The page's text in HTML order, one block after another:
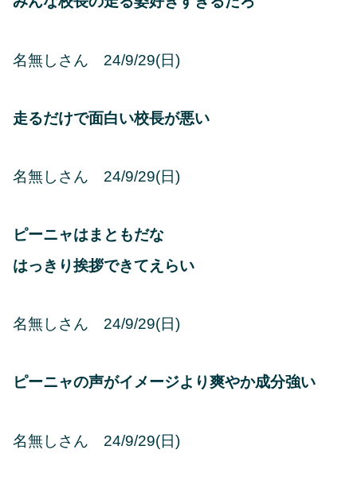
名無しさん 24/9/29(日)
走るだけで面白い校長が悪い
名無しさん 24/9/29(日)
ピーニャはまともだな
はっきり挨拶できてえらい
名無しさん 24/9/29(日)
ピーニャの声がイメージより爽やか成分強い
名無しさん 24/9/29(日)